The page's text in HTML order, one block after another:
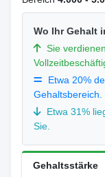
Wo Ihr Gehalt
Sie
Etwa 20%
Gehaltsbereich.
Etwa 31%
Sie.
Gehaltsstärke